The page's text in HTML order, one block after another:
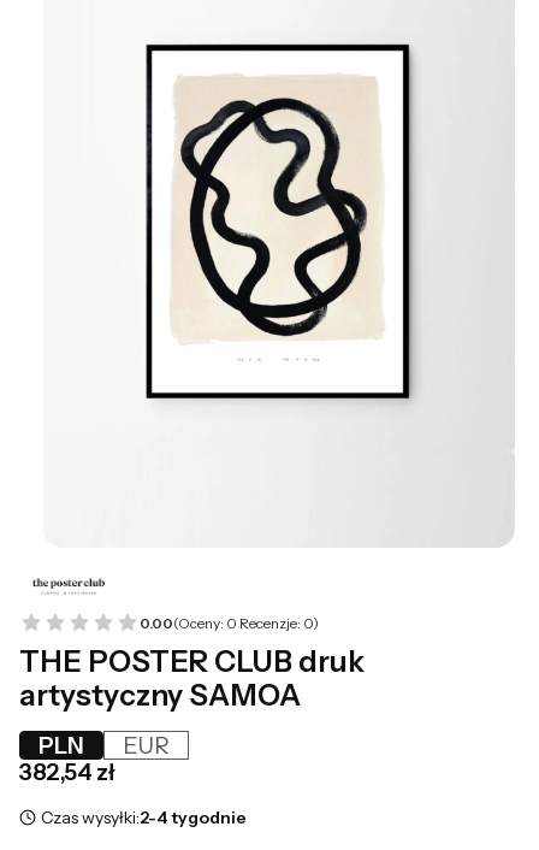
0.00(Oceny: 0 Recenzje: 0)
THE POSTER CLUB druk
artystyczny SAMOA
PLN
EUR
Cena
382,54 zł
Czas wysyłki:2-4 tygodnie